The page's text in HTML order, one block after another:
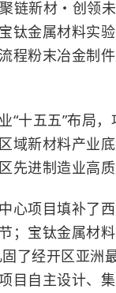
链新材・创领
钛金属材料实
程粉末冶金制
“十五五”布局
域新材料产业
先进制造业高质
心项目填补
；宝钛金属材
了经开区亚洲
目自主设计、